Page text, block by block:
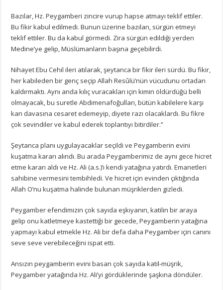
Bazılar, Hz. Peygamberi zincire vurup hapse atmayı teklif ettiler.
Bu fikir kabul edilmedi. Bunun üzerine bazıları, sürgün etmeyi
teklif ettiler. Bu da kabul görmedi. Zira sürgün edildiği yerden
Medine’ye gelip, Müslümanların başına geçebilirdi.
Nihayet Ebu Cehil ileri atılarak, şeytanca bir fikir ileri sürdü. Bu fikir,
her kabileden bir genç seçip Allah Resûlü’nün vücudunu ortadan
kaldırmaktı. Aynı anda kılıç vuracakları için kimin öldürdüğü belli
olmayacak, bu suretle Abdimenafoğulları, bütün kabilelere karşı
kan davasına cesaret edemeyip, diyete razı olacaklardı. Bu fikre
çok sevindiler ve kabul ederek toplantıyı bitirdiler.”
Şeytanca planı uygulayacaklar seçildi ve Peygamberin evini
kuşatma kararı alındı. Bu arada Peygamberimiz de aynı gece hicret
etme kararı aldı ve Hz. Ali (a.s.)’ı kendi yatağına yatırdı. Emanetleri
sahibine vermesini tembihledi. Ve hicret için evinden çıktığında
Allah O’nu kuşatma halinde bulunan müşriklerden gizledi.
Peygamber efendimizin çok sayıda eşkıyanın, katilin bir araya
gelip onu katletmeye kastettiği bir gecede, Peygamberin yatağına
yapmayı kabul etmekle Hz. Ali bir defa daha Peygamber için canını
seve seve verebileceğini ispat etti.
Ansızın peygamberin evini basan çok sayıda katil-müşrik,
Peygamber yatağında Hz. Ali’yi gördüklerinde şaşkına döndüler.